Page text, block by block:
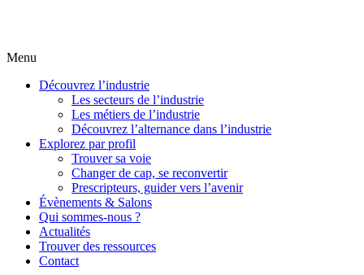
Menu
Découvrez l’industrie
Les secteurs de l’industrie
Les métiers de l’industrie
Découvrez l’alternance dans l’industrie
Explorez par profil
Trouver sa voie
Changer de cap, se reconvertir
Prescripteurs, guider vers l’avenir
Évènements & Salons
Qui sommes-nous ?
Actualités
Trouver des ressources
Contact